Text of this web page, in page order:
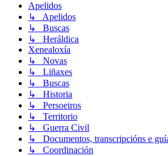
Apelidos
↳ Apelidos
↳ Buscas
↳ Heráldica
Xenealoxía
↳ Novas
↳ Liñaxes
↳ Buscas
↳ Historia
↳ Persoeiros
↳ Territorio
↳ Guerra Civil
↳ Documentos, transcripcións e
↳ Coordinación